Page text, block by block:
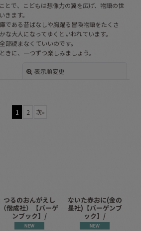
とで、こどもは想像力の翼を広げ、物語の世
きます。
である昔ばなしや胸躍る冒険物語をたくさ
な大人になってゆくといわれています。
部読まなくていいのです。
きに、一つずつ楽しみましょう。
表示順変更
1 2 次»
つるのおんがえし
（偕成社）【バーゲ
ンブック】/
ないた赤おに(金の
星社)【バーゲンブ
ック】/